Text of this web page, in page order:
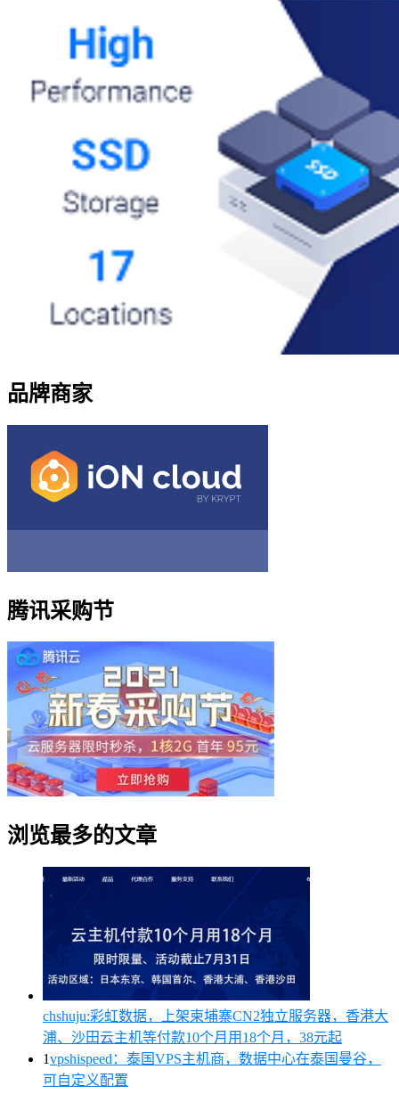
品牌商家
腾讯采购节
浏览最多的文章
chshuju:彩虹数据，上架柬埔寨CN2独立服务器，香港大
浦、沙田云主机等付款10个月用18个月，38元起
1vpshispeed：泰国VPS主机商，数据中心在泰国曼谷，
可自定义配置